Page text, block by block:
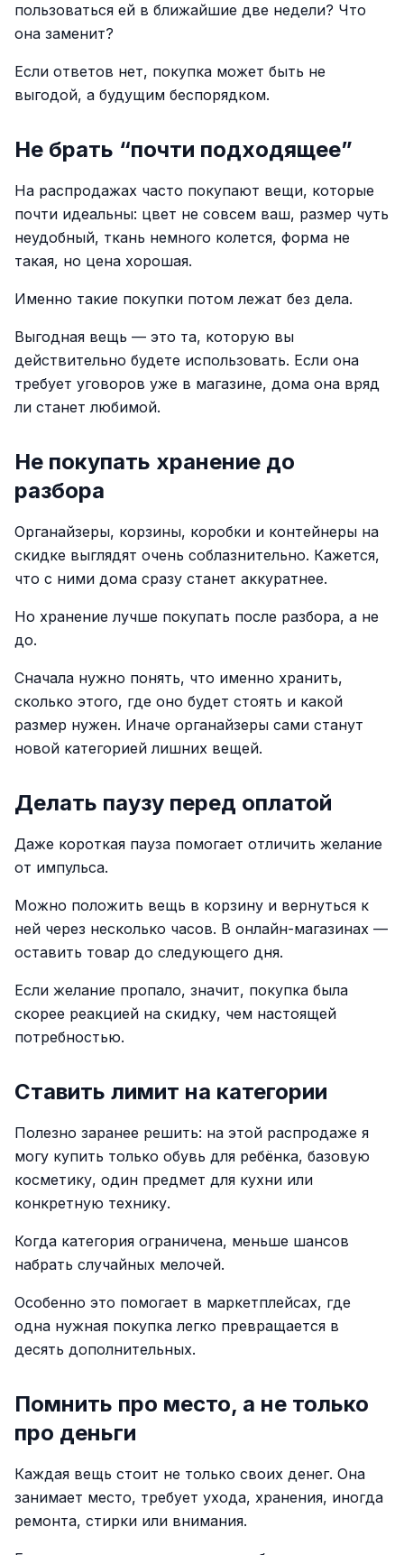
пользоваться ей в ближайшие две недели? Что
она заменит?
Если ответов нет, покупка может быть не
выгодой, а будущим беспорядком.
Не брать “почти подходящее”
На распродажах часто покупают вещи, которые
почти идеальны: цвет не совсем ваш, размер чуть
неудобный, ткань немного колется, форма не
такая, но цена хорошая.
Именно такие покупки потом лежат без дела.
Выгодная вещь — это та, которую вы
действительно будете использовать. Если она
требует уговоров уже в магазине, дома она вряд
ли станет любимой.
Не покупать хранение до
разбора
Органайзеры, корзины, коробки и контейнеры на
скидке выглядят очень соблазнительно. Кажется,
что с ними дома сразу станет аккуратнее.
Но хранение лучше покупать после разбора, а не
до.
Сначала нужно понять, что именно хранить,
сколько этого, где оно будет стоять и какой
размер нужен. Иначе органайзеры сами станут
новой категорией лишних вещей.
Делать паузу перед оплатой
Даже короткая пауза помогает отличить желание
от импульса.
Можно положить вещь в корзину и вернуться к
ней через несколько часов. В онлайн-магазинах —
оставить товар до следующего дня.
Если желание пропало, значит, покупка была
скорее реакцией на скидку, чем настоящей
потребностью.
Ставить лимит на категории
Полезно заранее решить: на этой распродаже я
могу купить только обувь для ребёнка, базовую
косметику, один предмет для кухни или
конкретную технику.
Когда категория ограничена, меньше шансов
набрать случайных мелочей.
Особенно это помогает в маркетплейсах, где
одна нужная покупка легко превращается в
десять дополнительных.
Помнить про место, а не только
про деньги
Каждая вещь стоит не только своих денег. Она
занимает место, требует ухода, хранения, иногда
ремонта, стирки или внимания.